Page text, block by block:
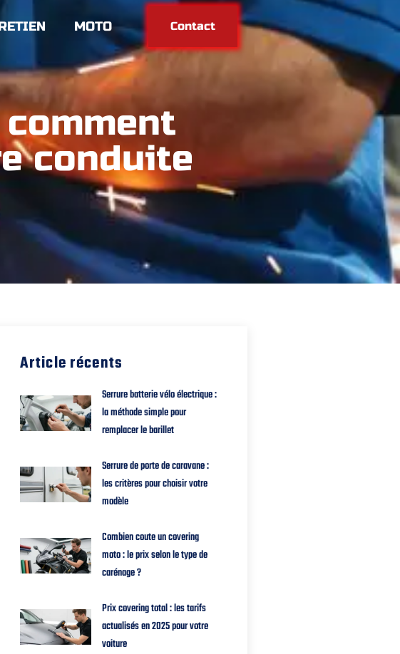
MOTO Contact
conduite
Article récents
Serrure batterie vélo électrique :
la méthode simple pour
remplacer le barillet
Serrure de porte de caravane :
les critères pour choisir votre
modèle
Combien coute un covering
moto : le prix selon le type de
carénage ?
Prix covering total : les tarifs
actualisés en 2025 pour votre
voiture